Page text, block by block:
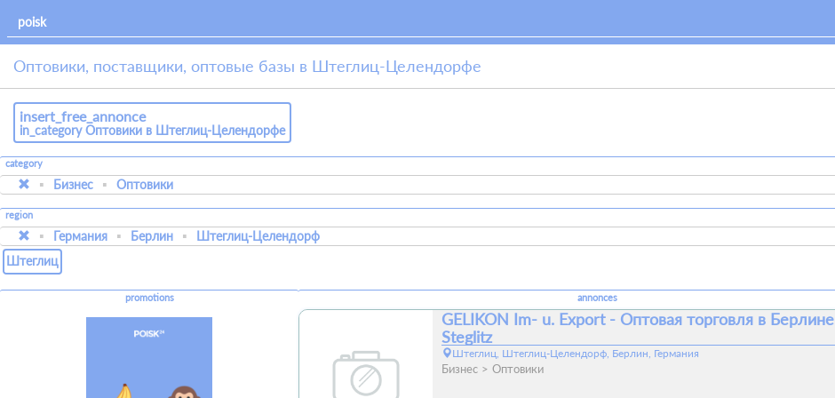
Оптовики, поставщики, оптовые базы в Штеглиц-Целендорфе
insert_free_annonce
in_category Оптовики в Штеглиц-Целендорфе
category
Бизнес Оптовики
region
Германия Берлин
Штеглиц-Целендорф
Штеглиц
promotions annonces
GELIKON Im- u. Export - Oптовая торговля в Берлине
Steglitz
Штеглиц, Штеглиц-Целендорф, Берлин, Германия
Бизнес Оптовики